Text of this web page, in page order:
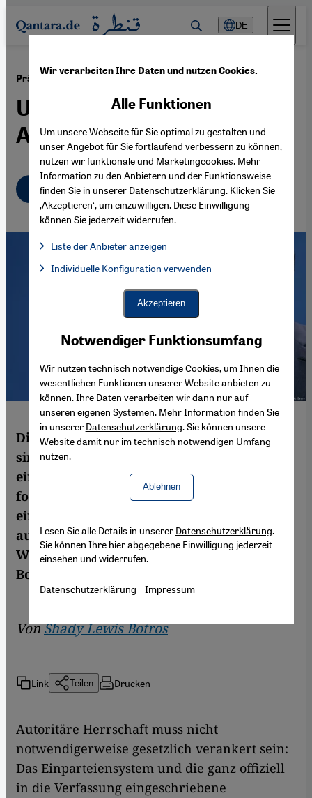
Direkt zum Inhalt springen
DE
Präsidentschaftswahlen in Ägypten ·20.03.2018
Ungeschminkter
Autoritarismus
Deutsch English عربي
Die Wahlen haben noch nicht begonnen, da
sind bereits zwei Kandidaten im Gefängnis,
ein weiterer steht unter Hausarrest. Nun
fordert Al-Sisi von jeder Partei, noch rasch
einen Gegenkandidaten aufzustellen, ohne
auch nur den Anschein von Seriösität im
Wahlkampf zu wahren. Von Shady Lewis
Botros
VonShady Lewis Botros
Link Teilen Drucken
Autoritäre Herrschaft muss nicht
notwendigerweise gesetzlich verankert sein:
Das Einparteiensystem und die ganz offiziell
in die Verfassung eingeschriebene
Wir verarbeiten Ihre Daten und nutzen Cookies.
Notwendiger Funktionsumfang
Wir nutzen technisch notwendige Cookies, um Ihnen die
wesentlichen Funktionen unserer Website anbieten zu
können. Ihre Daten verarbeiten wir dann nur auf
unseren eigenen Systemen. Mehr Information finden Sie
in unserer Datenschutzerklärung. Sie können unsere
Website damit nur im technisch notwendigen Umfang
nutzen.
Ablehnen
Alle Funktionen
Um unsere Webseite für Sie optimal zu gestalten und
unser Angebot für Sie fortlaufend verbessern zu können,
nutzen wir funktionale und Marketingcookies. Mehr
Information zu den Anbietern und der Funktionsweise
finden Sie in unserer Datenschutzerklärung. Klicken Sie
‚Akzeptieren‘, um einzuwilligen. Diese Einwilligung
können Sie jederzeit widerrufen.
Liste der Anbieter anzeigen
Facebook Embed / Facebook Connect, Google Maps Embed,
Facebook Embed / Facebook Connect
Google Maps Embed
Individuelle Konfiguration verwenden
Akzeptieren
Lesen Sie alle Details in unserer Datenschutzerklärung.
Sie können Ihre hier abgegebene Einwilligung jederzeit
einsehen und widerrufen.
Datenschutzerklärung Impressum